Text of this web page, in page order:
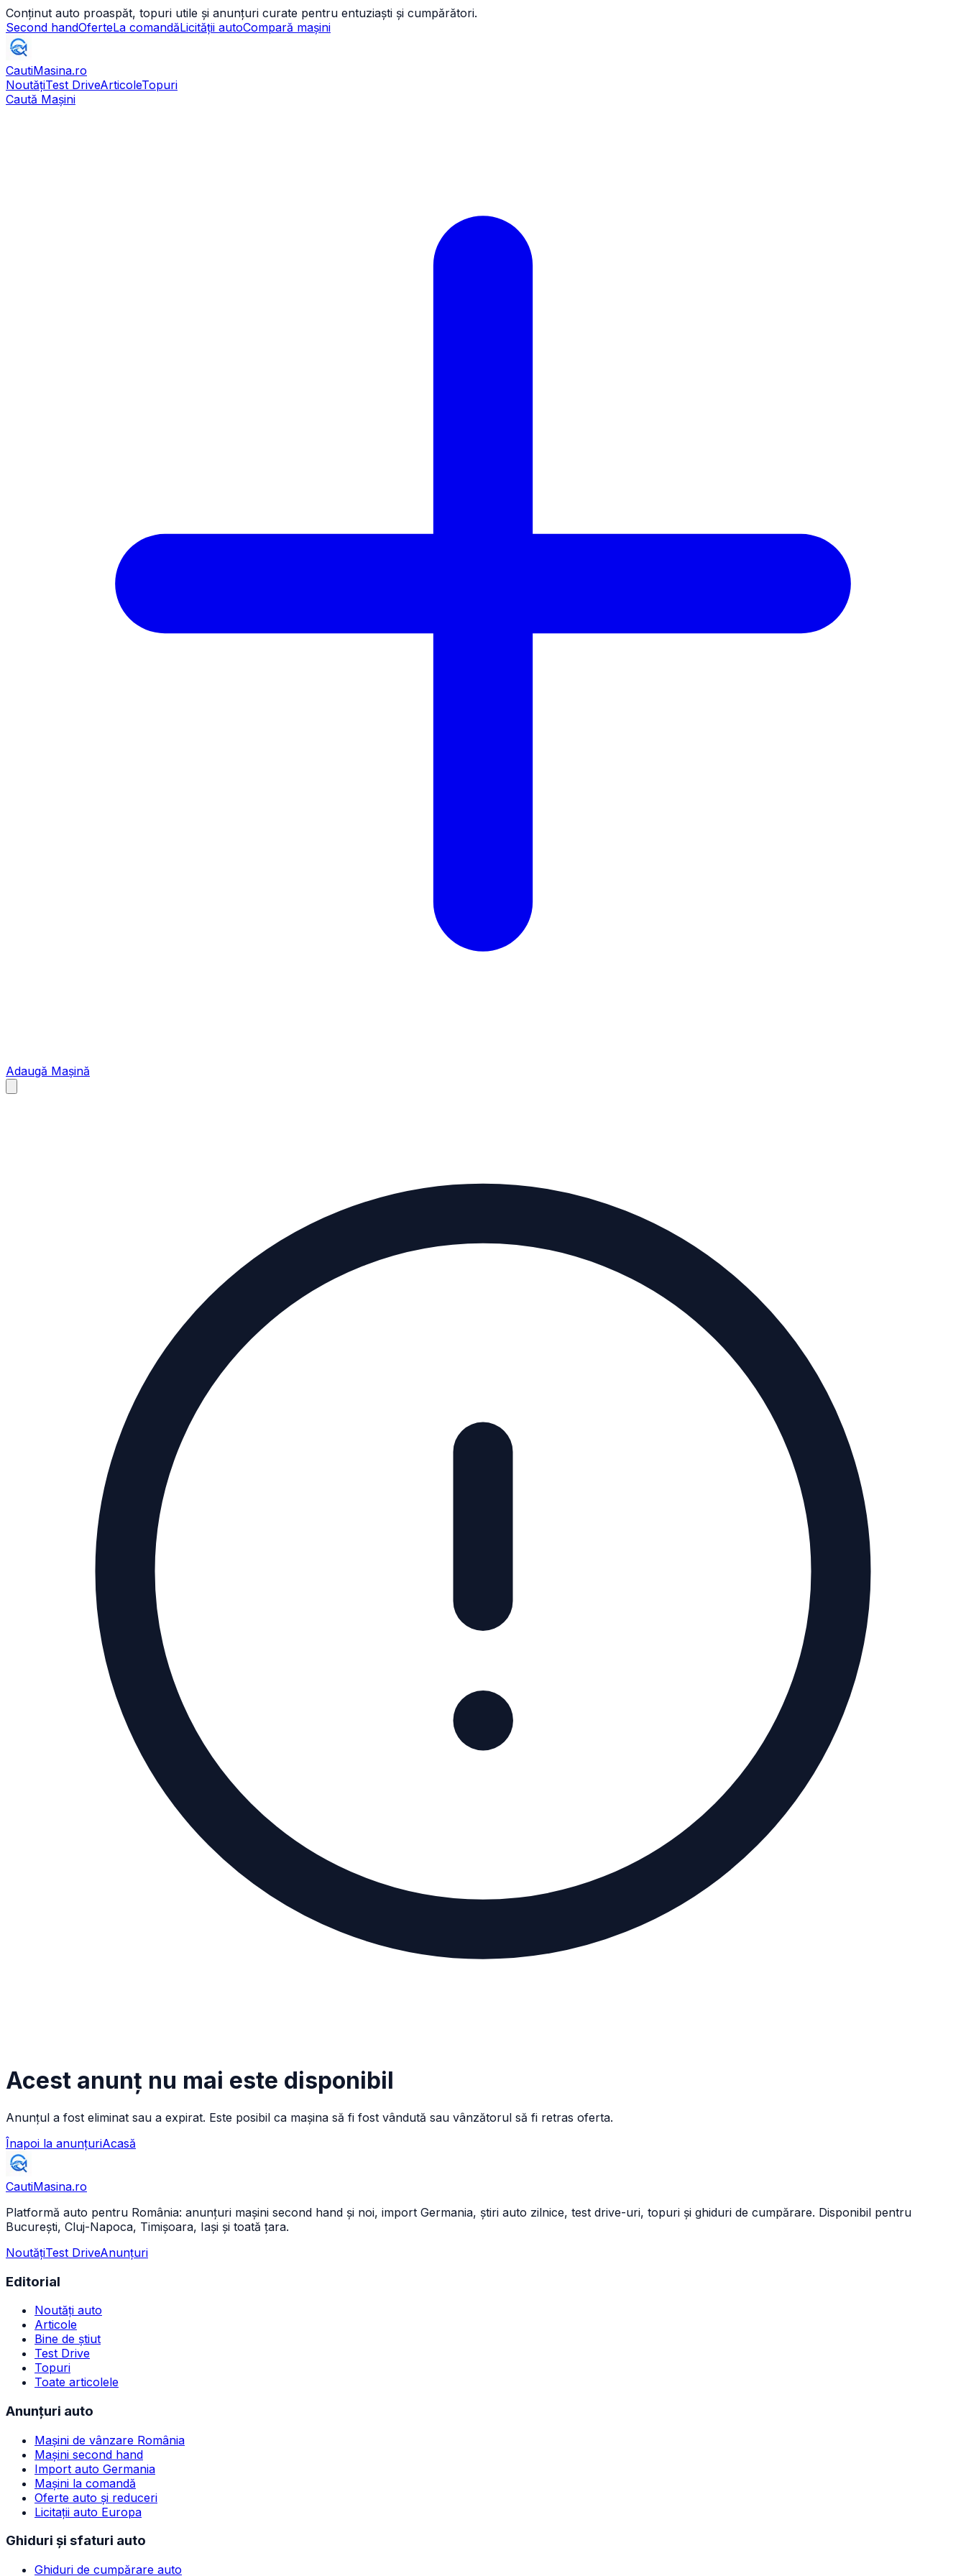
Conținut auto proaspăt, topuri utile și anunțuri curate pentru entuziaști și cumpărători.
Second handOferteLa comandăLicității autoCompară mașini
CautiMasina.ro
NoutățiTest DriveArticoleTopuri
Caută Mașini
Adaugă Mașină
Acest anunț nu mai este disponibil
Anunțul a fost eliminat sau a expirat. Este posibil ca mașina să fi fost vândută sau vânzătorul să fi retras oferta.
Înapoi la anunțuriAcasă
CautiMasina.ro
Platformă auto pentru România: anunțuri mașini second hand și noi, import Germania, știri auto zilnice, test drive-uri, topuri și ghiduri de cumpărare. Disponibil pentru
București, Cluj-Napoca, Timișoara, Iași și toată țara.
NoutățiTest DriveAnunțuri
Editorial
Noutăți auto
Articole
Bine de știut
Test Drive
Topuri
Toate articolele
Anunțuri auto
Mașini de vânzare România
Mașini second hand
Import auto Germania
Mașini la comandă
Oferte auto și reduceri
Licitații auto Europa
Ghiduri și sfaturi auto
Ghiduri de cumpărare auto